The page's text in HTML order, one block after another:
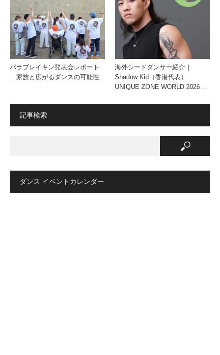
パラブレイキン発表会レポート
｜家族と広がるダンスの可能性
海外シードダンサー紹介｜
Shadow Kid（香港代表）
UNIQUE ZONE WORLD 2026…
記事検索
ダンス イベントカレンダー